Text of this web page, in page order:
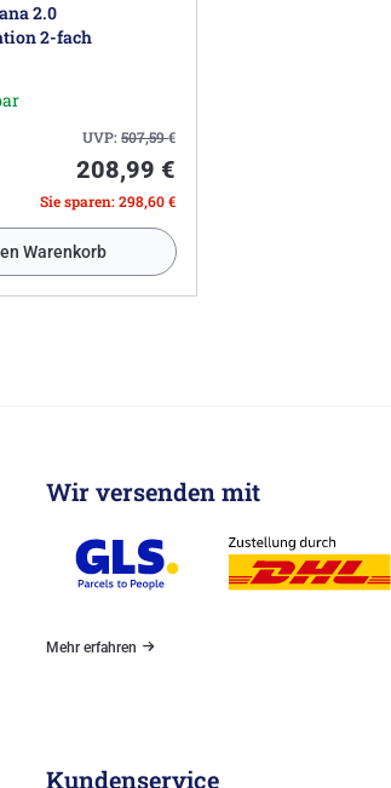
2.0
2-fach
UVP:507,59€
208,99 €
Sie sparen: 298,60 €
Warenkorb
Wir versenden mit
Mehr erfahren
Kundenservice